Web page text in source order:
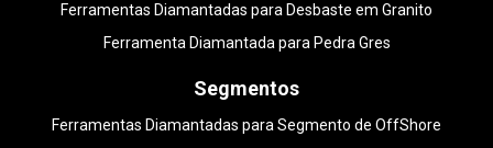
Ferramentas Diamantadas para Desbaste em Granito
Ferramenta Diamantada para Pedra Gres
Segmentos
Ferramentas Diamantadas para Segmento de OffShore